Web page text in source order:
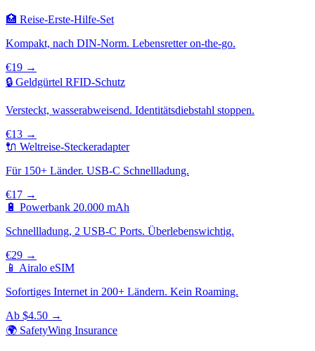
🏥 Reise-Erste-Hilfe-Set
Kompakt, nach DIN-Norm. Lebensretter on-the-go.
€19 →
🔒 Geldgürtel RFID-Schutz
Versteckt, wasserabweisend. Identitätsdiebstahl stoppen.
€13 →
🔌 Weltreise-Steckeradapter
Für 150+ Länder. USB-C Schnellladung.
€17 →
🔋 Powerbank 20.000 mAh
Schnellladung, 2 USB-C Ports. Überlebenswichtig.
€29 →
📱 Airalo eSIM
Sofortiges Internet in 200+ Ländern. Kein Roaming.
Ab $4.50 →
🌍 SafetyWing Insurance